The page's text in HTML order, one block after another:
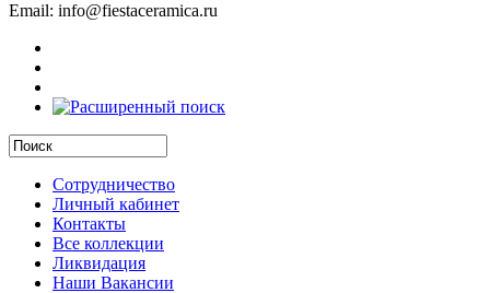
Email: info@fiestaceramica.ru
Сотрудничество
Личный кабинет
Контакты
Все коллекции
Ликвидация
Наши Вакансии